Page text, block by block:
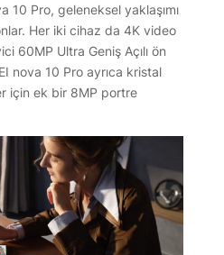
10 Pro, geleneksel yaklaşımı
Her iki cihaz da 4K video
60MP Ultra Geniş Açılı ön
nova 10 Pro ayrıca kristal
için ek bir 8MP portre